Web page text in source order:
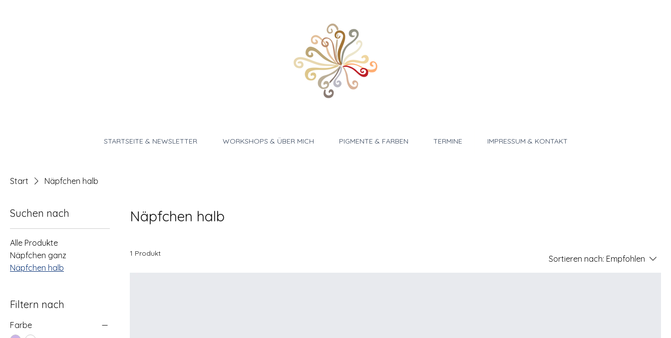
STARTSEITE & NEWSLETTER WORKSHOPS & ÜBER MICH PIGMENTE & FARBEN TERMINE IMPRESSUM & KONTAKT
Start Näpfchen halb
Suchen nach
Alle Produkte
Näpfchen ganz
Näpfchen halb
Filtern nach
Farbe
Näpfchen halb
1 Produkt
Sortieren nach: Empfohlen